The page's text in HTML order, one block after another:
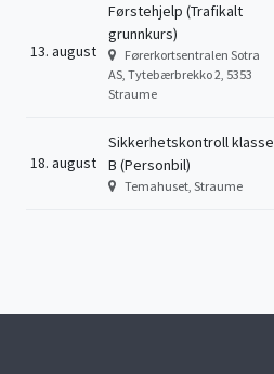
13. august
Førstehjelp (Trafikalt
grunnkurs)
Førerkortsentralen Sotra
AS, Tytebærbrekko 2, 5353
Straume
18. august
Sikkerhetskontroll klasse
B (Personbil)
Temahuset, Straume